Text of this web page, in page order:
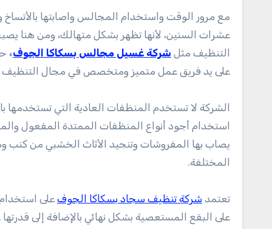
مع مرور الوقت واستخدام المجالس واصابتها بالأتساخ
عشرات السنين، لأنها تظهر بشكل متهالك، ومن هنا
التنظيف مثل شركة غسيل مجالس بسكاكا الجوف،
على يد فريق عمل متميز ومتخصص في مجال التنظيف
الشركة لا تستخدم المنظفات العادية التي تستخدمها
استخدام أجود أنواع المنظفات الممتدة المفعول
يصاب بها المفروشات وتنجيد الأثاث الخشبي من كنب
المختلفة.
تعتمد شركة تنظيف سجاد بسكاكا الجوف على
على البقع المستعصية بشكل نهائي بالإضافة إلى قدرتها